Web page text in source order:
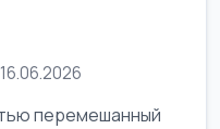
перемешанный